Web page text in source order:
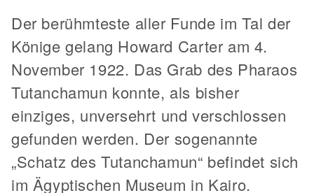
Der berühmteste aller Funde im Tal der
Könige gelang Howard Carter am 4.
November 1922. Das Grab des Pharaos
Tutanchamun konnte, als bisher
einziges, unversehrt und verschlossen
gefunden werden. Der sogenannte
„Schatz des Tutanchamun“ befindet sich
im Ägyptischen Museum in Kairo.